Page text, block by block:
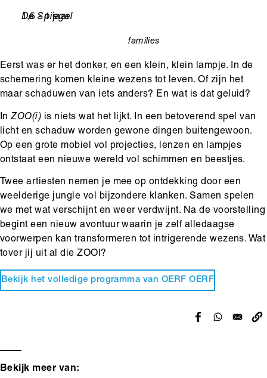
Leeftijd
1,5 - 4 jaar
Ondertitel
De Spiegel
families
Eerst was er het donker, en een klein, klein lampje. In de
schemering komen kleine wezens tot leven. Of zijn het
maar schaduwen van iets anders? En wat is dat geluid?
InZOO(i) is niets wat het lijkt. In een betoverend spel van
licht en schaduw worden gewone dingen buitengewoon.
Op een grote mobiel vol projecties, lenzen en lampjes
ontstaat een nieuwe wereld vol schimmen en beestjes.
Twee artiesten nemen je mee op ontdekking door een
weelderige jungle vol bijzondere klanken. Samen spelen
we met wat verschijnt en weer verdwijnt. Na de voorstelling
begint een nieuw avontuur waarin je zelf alledaagse
voorwerpen kan transformeren tot intrigerende wezens. Wat
tover jij uit al die ZOOI?
Bekijk het volledige programma van OERF OERF
Bekijk meer van: